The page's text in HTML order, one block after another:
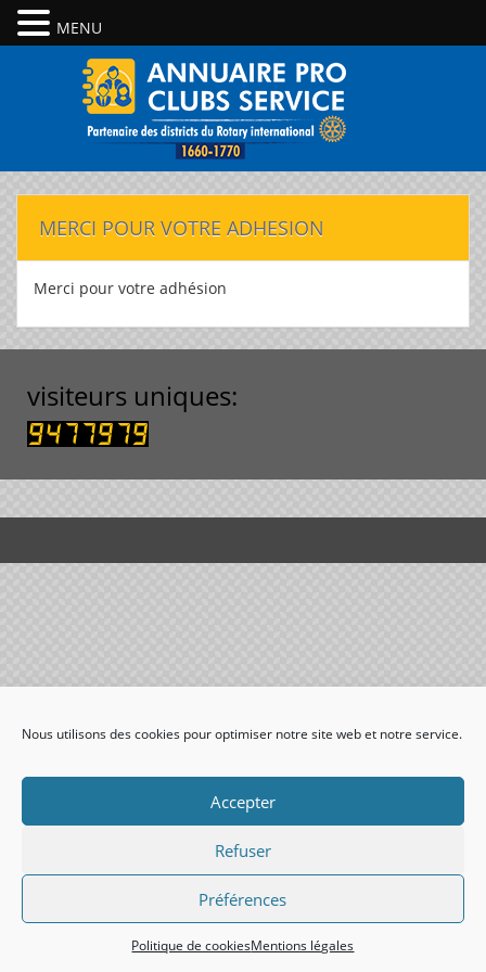
Nous utilisons des cookies pour optimiser notre site web et notre service.
Accepter
Refuser
Préférences
Politique de cookiesMentions légales
MERCI POUR VOTRE ADHESION
Merci pour votre adhésion
visiteurs uniques:
MENU